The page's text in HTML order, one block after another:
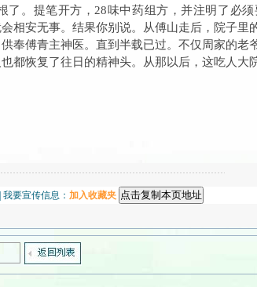
了。提笔开方，28味中药组方，并注明了必
相安无事。结果你别说。从傅山走后，院子里
奉傅青主神医。直到半载已过。不仅周家的老
都恢复了往日的精神头。从那以后，这吃人大
| 我要宣传信息： 加入收藏夹